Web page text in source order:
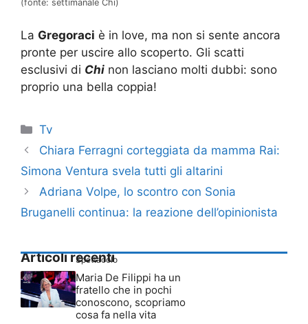
(fonte: settimanale Chi)
La Gregoraci è in love, ma non si sente ancora
pronte per uscire allo scoperto. Gli scatti
esclusivi di Chi non lasciano molti dubbi: sono
proprio una bella coppia!
Categorie
Tv
Chiara Ferragni corteggiata da mamma Rai:
Simona Ventura svela tutti gli altarini
Adriana Volpe, lo scontro con Sonia
Bruganelli continua: la reazione dell’opinionista
Articoli recenti
Spettacolo
Maria De Filippi ha un
fratello che in pochi
conoscono, scopriamo
cosa fa nella vita